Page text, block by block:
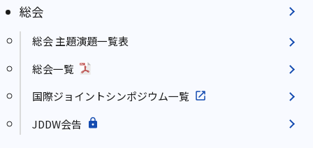
総会
総会 主題演題一覧表
総会一覧
国際ジョイントシンポジウム一覧
JDDW会告